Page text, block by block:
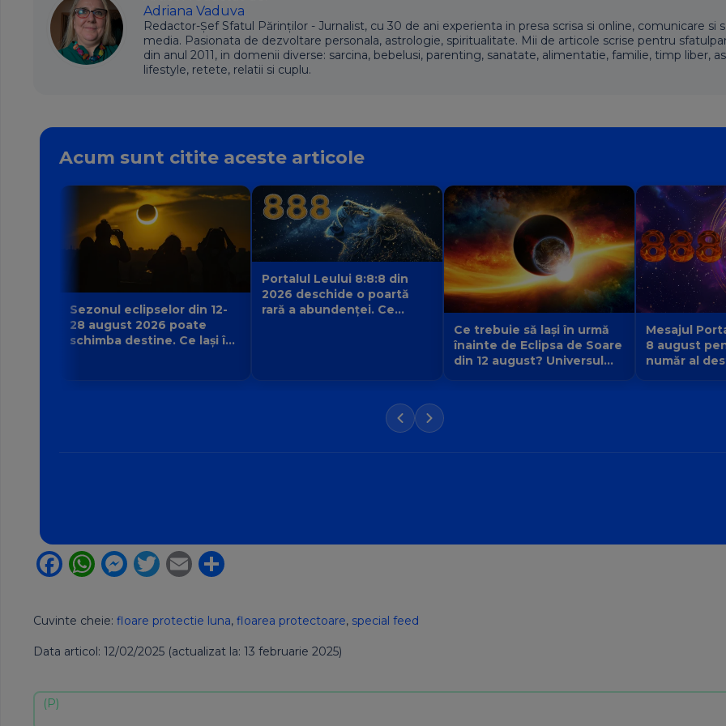
Adriana Vaduva
Redactor-Șef Sfatul Părinților - Jurnalist, cu 30 de ani experienta in presa scrisa si online, comunicare si
media. Pasionata de dezvoltare personala, astrologie, spiritualitate. Mii de articole scrise pentru
din anul 2011, in domenii diverse: sarcina, bebelusi, parenting, sanatate, alimentatie, familie, timp liber,
lifestyle, retete, relatii si cuplu.
Acum sunt citite aceste articole
Sezonul eclipselor din 12-
28 august 2026 poate
schimba destine. Ce lași în
Portalul Leului 8:8:8 din
2026 deschide o poartă
rară a abundenței. Ce
Ce trebuie să lași în urmă
înainte de Eclipsa de Soare
din 12 august? Universul
Mesajul
8 august
număr al
Facebook
WhatsApp
Messenger
Twitter
Email
Cuvinte cheie: floare protectie luna, floarea protectoare, special feed
Data articol: 12/02/2025 (actualizat la: 13 februarie 2025)